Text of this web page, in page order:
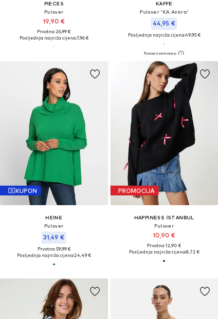
PIECES
Pulover
19,90 €
Prvotno: 26,99 €
Posljednja najniža cijena:7,96 €
KAFFE
Pulover 'KA Ankra'
44,95 €
Posljednja najniža cijena:49,95 €
KUPON
HEINE
Pulover
31,49 €
Prvotno: 59,99 €
Posljednja najniža cijena:24,49 €
PROMOCIJA
HAPPINESS İSTANBUL
Pulover
10,90 €
Prvotno: 12,90 €
Posljednja najniža cijena:8,72 €